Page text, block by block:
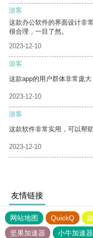
游客
这款办公软件的界面设计非
很合理，一目了然。
2023-12-10
游客
这款app的用户群体非常庞
2023-12-10
游客
这款软件非常实用，可以帮
2023-12-10
友情链接
网站地图 QuickQ
坚果加速器
小牛加速器